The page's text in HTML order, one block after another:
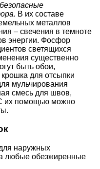
В их составе
металлов
– свечения в темноте
энергии. Фосфор
светящихся
существенно
быть обои,
для отсыпки
мульчирования
смесь для швов,
их помощью можно
наружных
любые обезжиренные